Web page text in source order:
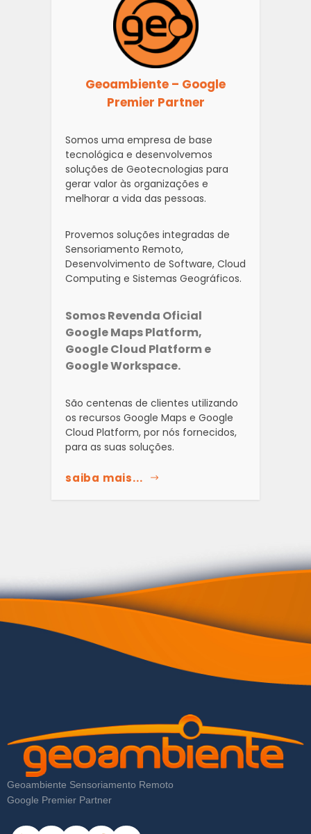
Geoambiente – Google
Premier Partner
Somos uma empresa de base
tecnológica e desenvolvemos
soluções de Geotecnologias para
gerar valor às organizações e
melhorar a vida das pessoas.
Provemos soluções integradas de
Sensoriamento Remoto,
Desenvolvimento de Software, Cloud
Computing e Sistemas Geográficos.
Somos Revenda Oficial
Google Maps Platform,
Google Cloud Platform e
Google Workspace.
São centenas de clientes utilizando
os recursos Google Maps e Google
Cloud Platform, por nós fornecidos,
para as suas soluções.
saiba mais...
Geoambiente Sensoriamento Remoto
Google Premier Partner